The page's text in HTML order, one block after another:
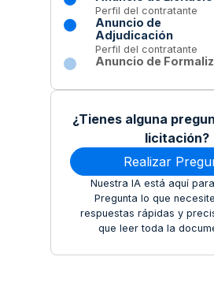
Perfil del contratante
Anuncio de
Adjudicación
Perfil del contratante
Anuncio de
¿Tienes alguna
licitación?
Realizar
Nuestra IA está aquí
Pregunta lo que
respuestas rápidas y
que leer toda la